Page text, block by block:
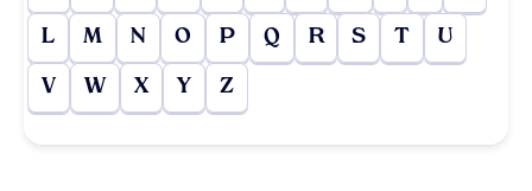
L M N O P Q R S T U
V W X Y Z